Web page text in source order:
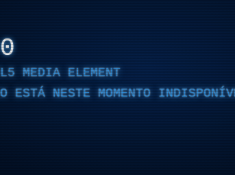
MEDIA ELEMENT
ESTÁ NESTE MOMENTO